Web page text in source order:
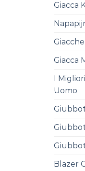
Giacca
Giacca
I
Uomo
Blazer